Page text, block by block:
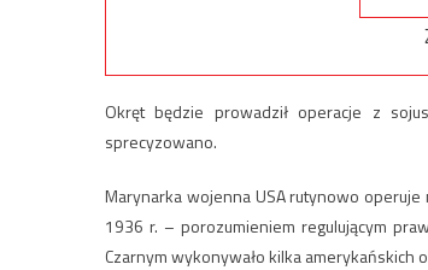
Okręt będzie prowadził operacje z
sprecyzowano.
Marynarka wojenna USA rutynowo
1936 r. – porozumieniem regulującym
Czarnym wykonywało kilka amerykańskich